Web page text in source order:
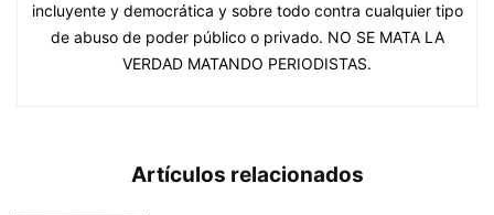
incluyente y democrática y sobre todo contra cualquier tipo
de abuso de poder público o privado. NO SE MATA LA
VERDAD MATANDO PERIODISTAS.
Artículos relacionados